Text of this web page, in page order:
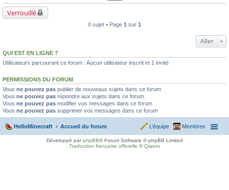
Verrouillé
0 sujet • Page 1 sur 1
Aller
QUI EST EN LIGNE ?
Utilisateurs parcourant ce forum : Aucun utilisateur inscrit et 1 invité
PERMISSIONS DU FORUM
Vous ne pouvez pas publier de nouveaux sujets dans ce forum
Vous ne pouvez pas répondre aux sujets dans ce forum
Vous ne pouvez pas modifier vos messages dans ce forum
Vous ne pouvez pas supprimer vos messages dans ce forum
HelloMinecraft Accueil du forum Membres
L’équipe
Développé parphpBB® Forum Software © phpBB Limited
Traduction française officielle ©Qiaeru